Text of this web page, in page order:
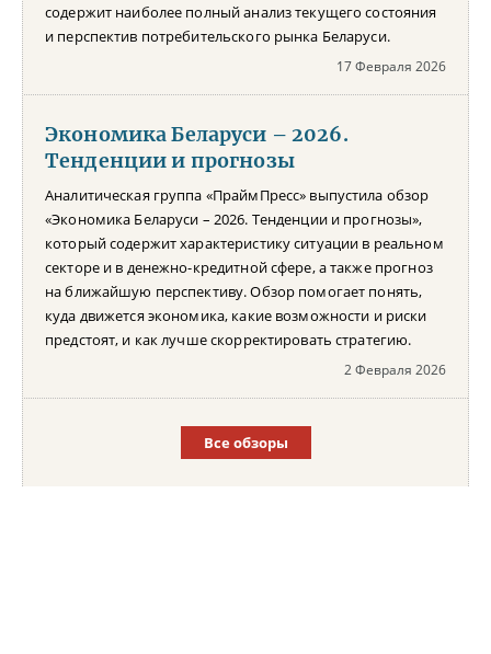
содержит наиболее полный анализ текущего состояния
и перспектив потребительского рынка Беларуси.
17 Февраля 2026
Экономика Беларуси – 2026.
Тенденции и прогнозы
Аналитическая группа «ПраймПресс» выпустила обзор
«Экономика Беларуси – 2026. Тенденции и прогнозы»,
который содержит характеристику ситуации в реальном
секторе и в денежно-кредитной сфере, а также прогноз
на ближайшую перспективу. Обзор помогает понять,
куда движется экономика, какие возможности и риски
предстоят, и как лучше скорректировать стратегию.
2 Февраля 2026
Все обзоры